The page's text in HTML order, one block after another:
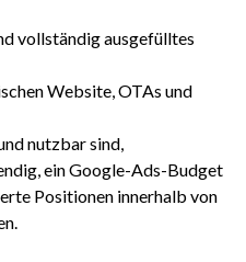
vollständig ausgefülltes
Website, OTAs und
nutzbar sind,
ein Google-Ads-Budget
Positionen innerhalb von